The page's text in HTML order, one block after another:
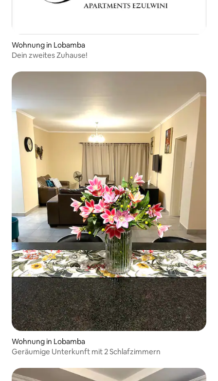
Wohnung in Lobamba
Dein zweites Zuhause!
Wohnung in Lobamba
Geräumige Unterkunft mit 2 Schlafzimmern